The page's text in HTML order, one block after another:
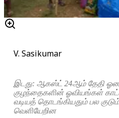
V. Sasikumar
இடது: ஆகஸ்ட் 24ஆம் தேதி
குழந்தைகளின் ஓவியங்கள்
வடியத் தொடங்கியதும் பல
வெளியேறின